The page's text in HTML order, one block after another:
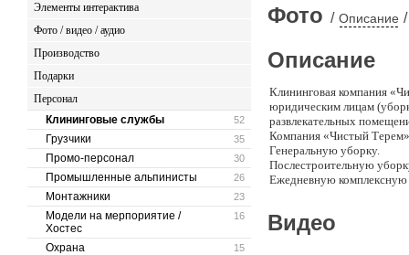
Элементы интерактива
Фото / видео / аудио
Производство
Подарки
Персонал
52
Клининговые службы
35
Грузчики
30
Промо-персонал
26
Промышленные альпинисты
23
Монтажники
16
Модели на мерпориятие /
Хостес
15
Охрана
Фото / Описание /
Описание
Клининговая компания
юридическим лицам
развлекательных
Компания «Чистый Терем»
Генеральную уборку.
Послестроительную
Ежедневную комплексную
Глубинную Эко Чистку
Химическую чистку
Видео